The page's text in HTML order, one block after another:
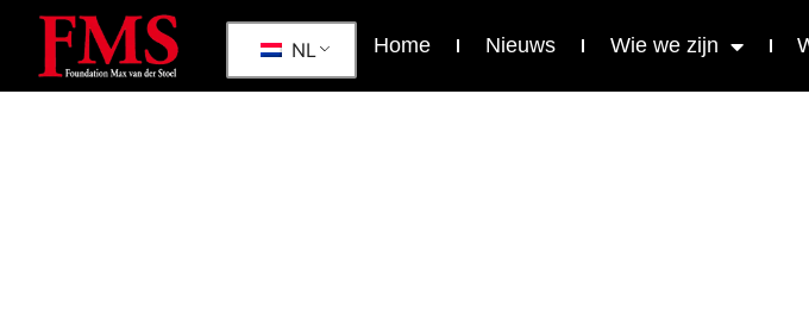
NL Home Nieuws Wie we zijn